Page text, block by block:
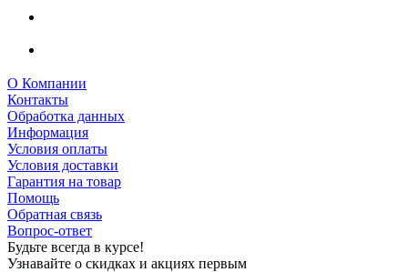
О Компании
Контакты
Обработка данных
Информация
Условия оплаты
Условия доставки
Гарантия на товар
Помощь
Обратная связь
Вопрос-ответ
Будьте всегда в курсе!
Узнавайте о скидках и акциях первым